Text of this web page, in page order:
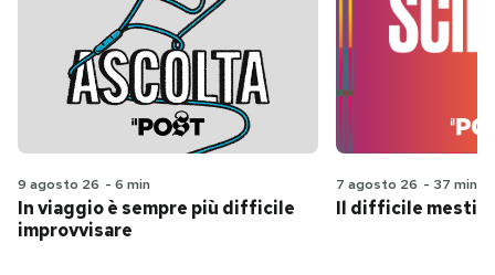
9 agosto 26 - 6 min
In viaggio è sempre più difficile
improvvisare
7 agosto 26 - 37 min
Il difficile